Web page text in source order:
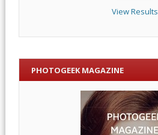
View Results
PHOTOGEEK MAGAZINE